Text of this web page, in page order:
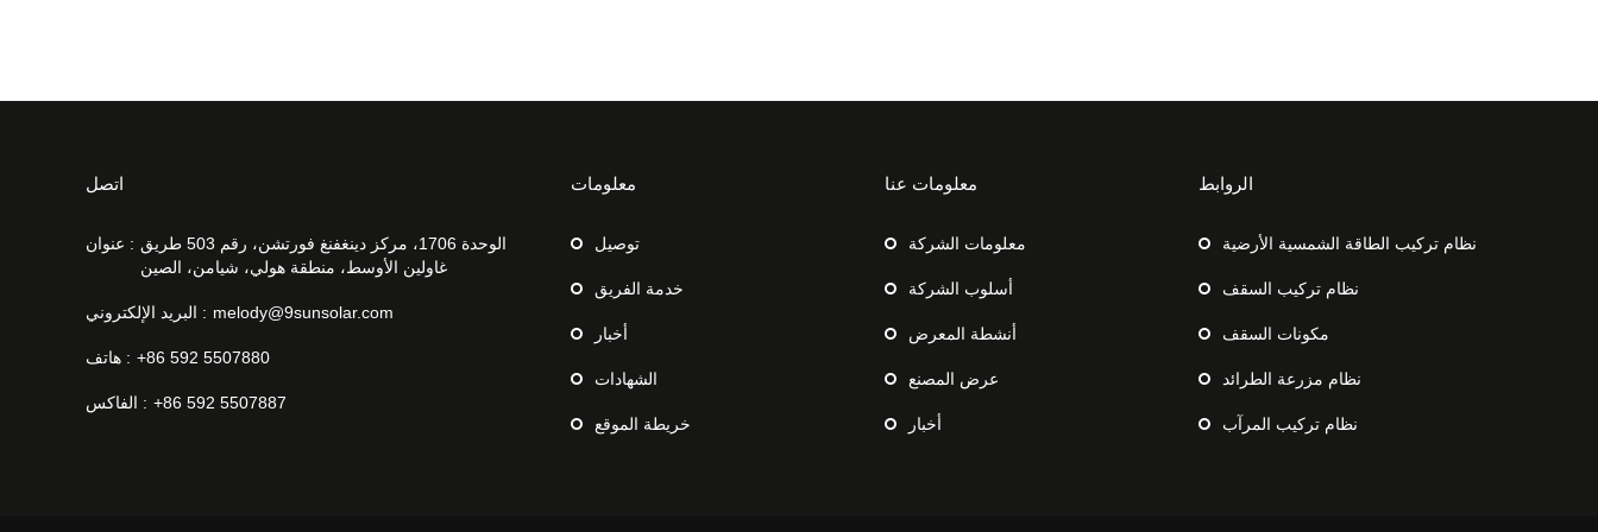
اتصل
عنوان : الوحدة 1706، مركز دينغفنغ فورتشن، رقم 503 طريق
غاولين الأوسط، منطقة هولي، شيامن، الصين
البريد الإلكتروني : melody@9sunsolar.com
هاتف : +86 592 5507880
الفاكس : +86 592 5507887
معلومات
توصيل
خدمة الفريق
أخبار
الشهادات
خريطة الموقع
معلومات عنا
معلومات الشركة
أسلوب الشركة
أنشطة المعرض
عرض المصنع
أخبار
الروابط
نظام تركيب الطاقة الشمسية الأرضية
نظام تركيب السقف
مكونات السقف
نظام مزرعة الطرائد
نظام تركيب المرآب